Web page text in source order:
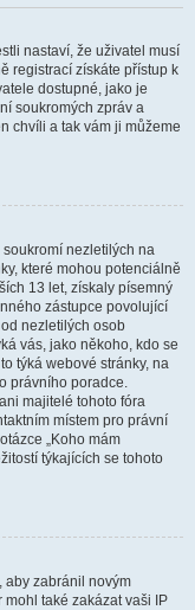
nastaví, že uživatel musí
registrací získáte přístup k
dostupné, jako je
soukromých zpráv a
chvíli a tak vám ji můžeme
nezletilých na
které mohou potenciálně
13 let, získaly písemný
zástupce povolující
nezletilých osob
vás, jako někoho, kdo se
týká webové stránky, na
právního poradce.
majitelé tohoto fóra
místem pro právní
„Koho mám
týkajících se tohoto
aby zabránil novým
také zakázat vaši IP